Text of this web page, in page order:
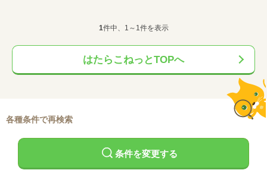
1件中、1～1件を表示
はたらこねっとTOPへ
各種条件で再検索
条件を変更する